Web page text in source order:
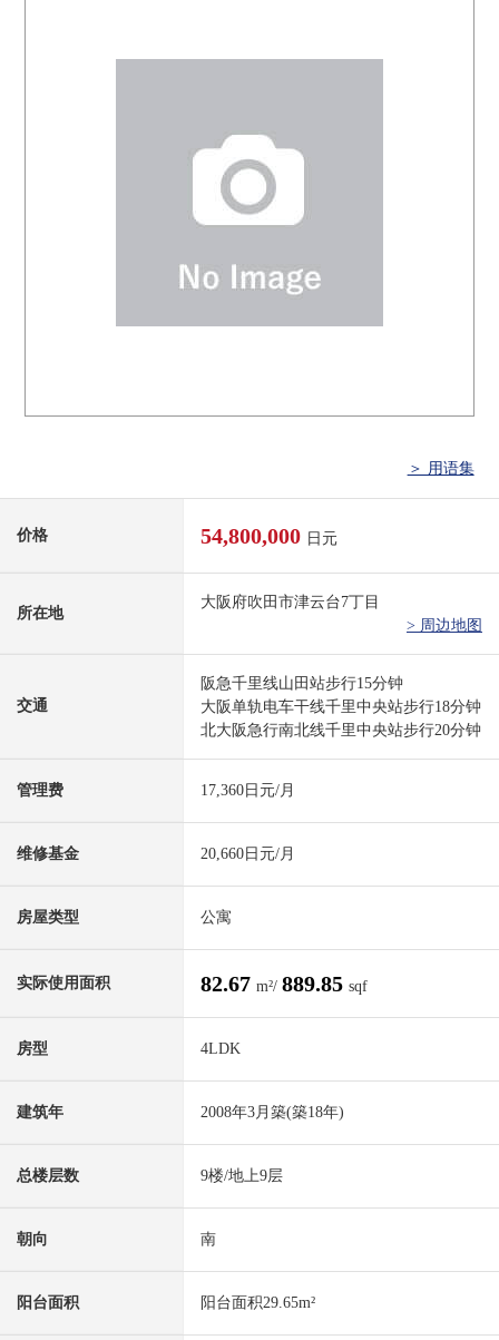
＞ 用语集
价格 54,800,000 日元
所在地
大阪府吹田市津云台7丁目
> 周边地图
交通
阪急千里线山田站步行15分钟
大阪单轨电车干线千里中央站步行18分钟
北大阪急行南北线千里中央站步行20分钟
管理费 17,360日元/月
维修基金 20,660日元/月
房屋类型 公寓
实际使用面积 82.67 m²/ 889.85 sqf
房型 4LDK
建筑年 2008年3月築(築18年)
总楼层数 9楼/地上9层
朝向 南
阳台面积 阳台面积29.65m²